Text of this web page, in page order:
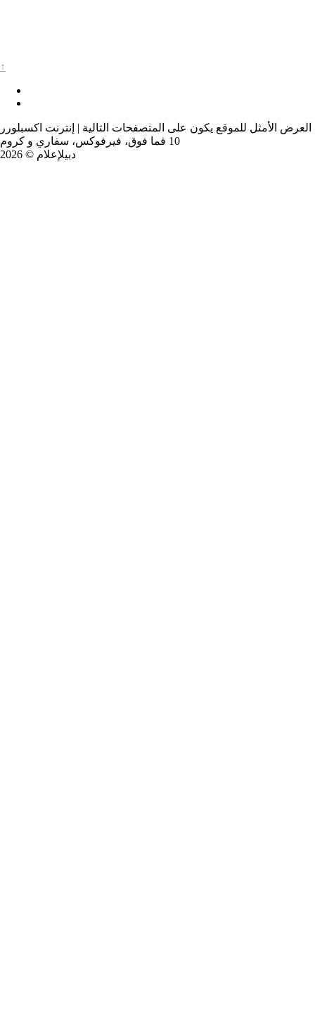
↑
العرض الأمثل للموقع يكون على المتصفحات التالية | إنترنت اكسبلورر
10 فما فوق، فيرفوكس، سفاري و كروم
دبيلإعلام © 2026